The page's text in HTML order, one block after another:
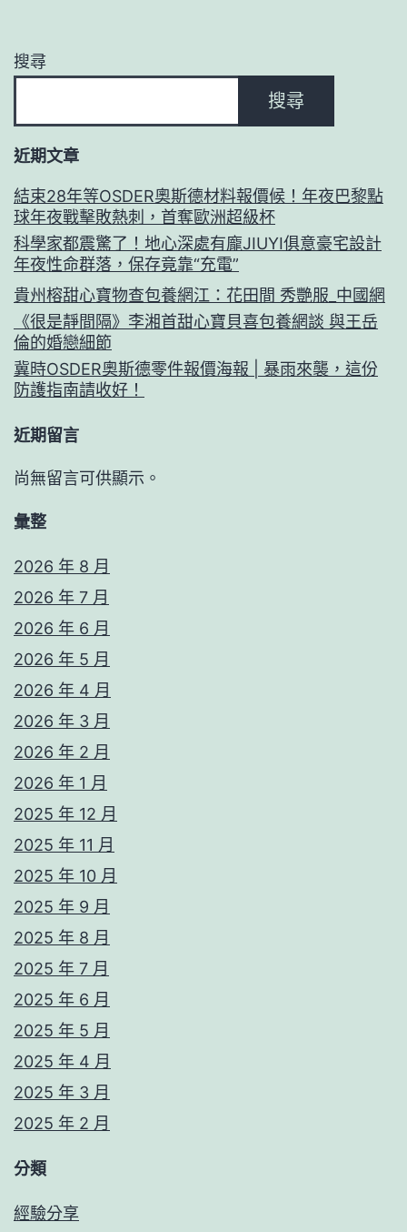
搜尋
搜尋
近期文章
結束28年等OSDER奧斯德材料報價候！年夜巴黎點
球年夜戰擊敗熱刺，首奪歐洲超級杯
科學家都震驚了！地心深處有龐JIUYI俱意豪宅設計
年夜性命群落，保存竟靠“充電”
貴州榕甜心寶物查包養網江：花田間 秀艷服_中國網
《很是靜間隔》李湘首甜心寶貝喜包養網談 與王岳
倫的婚戀細節
冀時OSDER奧斯德零件報價海報 | 暴雨來襲，這份
防護指南請收好！
近期留言
尚無留言可供顯示。
彙整
2026 年 8 月
2026 年 7 月
2026 年 6 月
2026 年 5 月
2026 年 4 月
2026 年 3 月
2026 年 2 月
2026 年 1 月
2025 年 12 月
2025 年 11 月
2025 年 10 月
2025 年 9 月
2025 年 8 月
2025 年 7 月
2025 年 6 月
2025 年 5 月
2025 年 4 月
2025 年 3 月
2025 年 2 月
分類
經驗分享